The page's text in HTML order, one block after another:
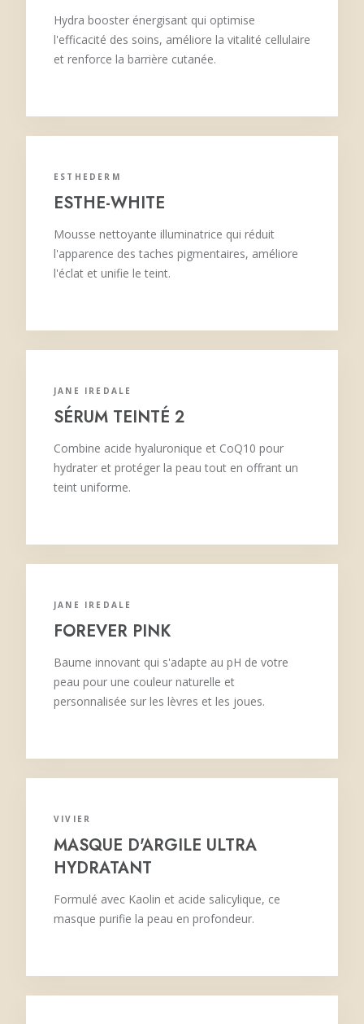
Hydra booster énergisant qui optimise
l'efficacité des soins, améliore la vitalité cellulaire
et renforce la barrière cutanée.
ESTHEDERM
ESTHE-WHITE
Mousse nettoyante illuminatrice qui réduit
l'apparence des taches pigmentaires, améliore
l'éclat et unifie le teint.
JANE IREDALE
SÉRUM TEINTÉ 2
Combine acide hyaluronique et CoQ10 pour
hydrater et protéger la peau tout en offrant un
teint uniforme.
JANE IREDALE
FOREVER PINK
Baume innovant qui s'adapte au pH de votre
peau pour une couleur naturelle et
personnalisée sur les lèvres et les joues.
VIVIER
MASQUE D'ARGILE ULTRA
HYDRATANT
Formulé avec Kaolin et acide salicylique, ce
masque purifie la peau en profondeur.